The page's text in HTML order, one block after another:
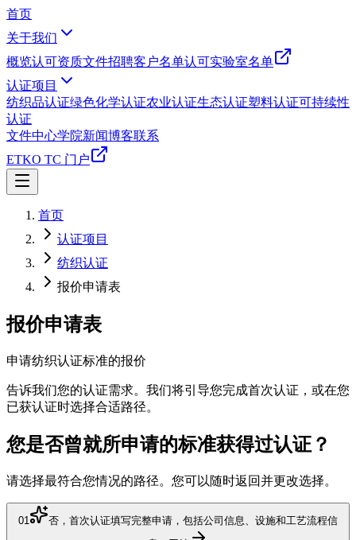
首页
关于我们
概览认可资质文件招聘客户名单认可实验室名单
认证项目
纺织品认证绿色化学认证农业认证生态认证塑料认证可持续性
认证
文件中心学院新闻博客联系
ETKO TC 门户
首页
认证项目
纺织认证
报价申请表
报价申请表
申请纺织认证标准的报价
告诉我们您的认证需求。我们将引导您完成首次认证，或在您
已获认证时选择合适路径。
您是否曾就所申请的标准获得过认证？
请选择最符合您情况的路径。您可以随时返回并更改选择。
01 否，首次认证填写完整申请，包括公司信息、设施和工艺流程信